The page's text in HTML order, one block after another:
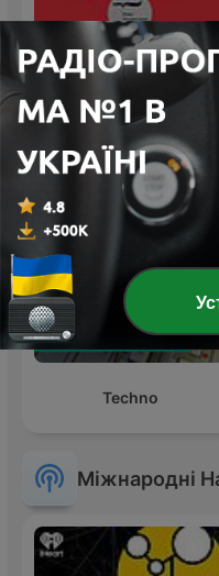
Умные книги
Techno
Міжнародні